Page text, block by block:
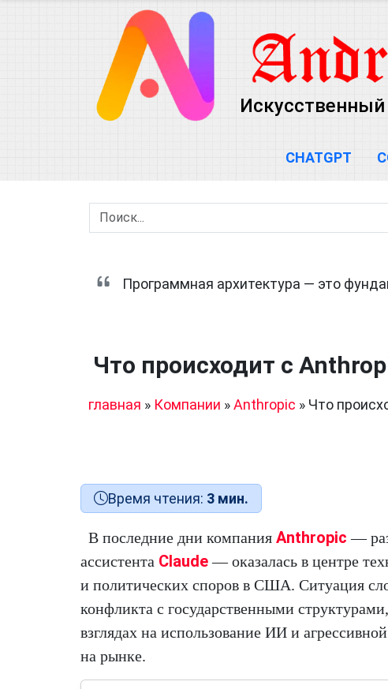
CHATGPT
Программная архитектура — это
Что происходит с
главная » Компании »Anthropic » Что
Время чтения: 3 мин.
В последние дни компания Anthropic —
ассистента Claude— оказалась в центре
и политических споров в США. Ситуация
конфликта с государственными
взглядах на использование ИИ и
на рынке.